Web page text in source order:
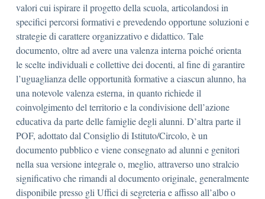
valori cui ispirare il progetto della scuola, articolandosi in
specifici percorsi formativi e prevedendo opportune soluzioni e
strategie di carattere organizzativo e didattico. Tale
documento, oltre ad avere una valenza interna poiché orienta
le scelte individuali e collettive dei docenti, al fine di garantire
l’uguaglianza delle opportunità formative a ciascun alunno, ha
una notevole valenza esterna, in quanto richiede il
coinvolgimento del territorio e la condivisione dell’azione
educativa da parte delle famiglie degli alunni. D’altra parte il
POF, adottato dal Consiglio di Istituto/Circolo, è un
documento pubblico e viene consegnato ad alunni e genitori
nella sua versione integrale o, meglio, attraverso uno stralcio
significativo che rimandi al documento originale, generalmente
disponibile presso gli Uffici di segreteria e affisso all’albo o